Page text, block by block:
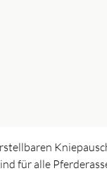
für alle